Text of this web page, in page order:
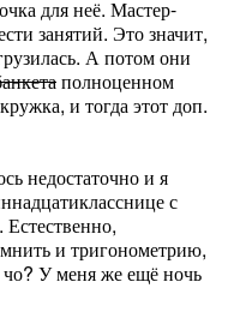
для неё. Мастер-
занятий. Это значит,
А потом они
полноценном
и тогда этот доп.
недостаточно и я
с
и тригонометрию,
У меня же ещё ночь